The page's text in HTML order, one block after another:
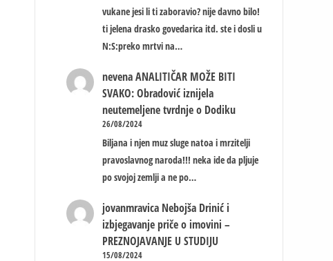
vukane jesi li ti zaboravio? nije davno bilo!
ti jelena drasko govedarica itd. ste i dosli u
N:S:preko mrtvi na…
nevena ANALITIČAR MOŽE BITI
SVAKO: Obradović iznijela
neutemeljene tvrdnje o Dodiku
26/08/2024
Biljana i njen muz sluge natoa i mrzitelji
pravoslavnog naroda!!! neka ide da pljuje
po svojoj zemlji a ne po…
jovanmravica Nebojša Drinić i
izbjegavanje priče o imovini –
PREZNOJAVANJE U STUDIJU
15/08/2024